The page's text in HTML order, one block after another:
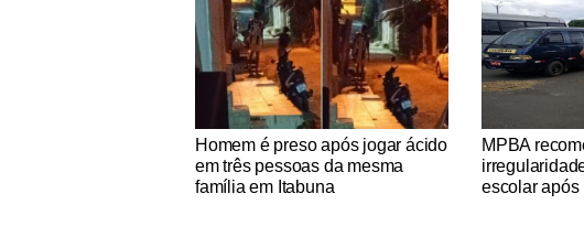
Notícias Católicas
Homem é preso após jogar ácido
em três pessoas da mesma
família em Itabuna
Notícias Católicas
MPBA
escolar após